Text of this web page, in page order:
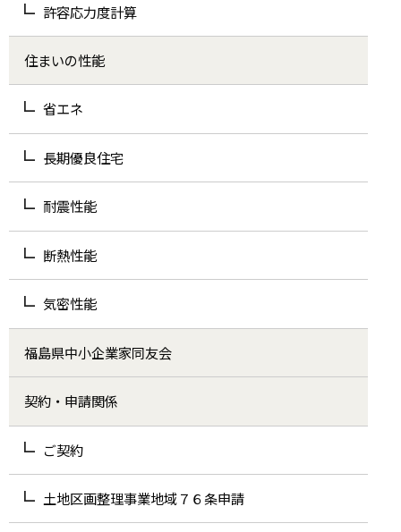
許容応力度計算
住まいの性能
省エネ
長期優良住宅
耐震性能
断熱性能
気密性能
福島県中小企業家同友会
契約・申請関係
ご契約
土地区画整理事業地域７６条申請